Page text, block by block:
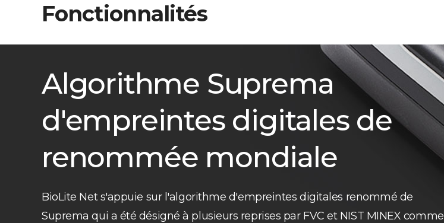
Fonctionnalités
Algorithme Suprema
d'empreintes digitales de
renommée mondiale
BioLite Net s'appuie sur l'algorithme d'empreintes digitales renommé de
Suprema qui a été désigné à plusieurs reprises par FVC et NIST MINEX comme